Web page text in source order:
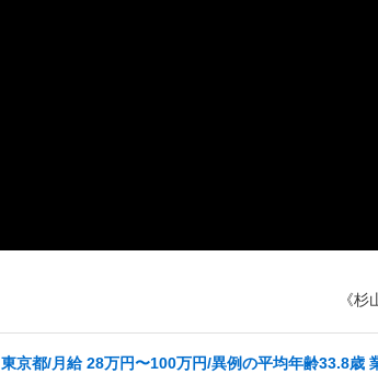
《杉
東京都/月給 28万円〜100万円/異例の平均年齢33.8歳